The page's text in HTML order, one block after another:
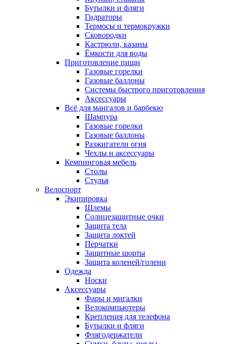
Бутылки и фляги
Гидраторы
Термосы и термокружки
Сковородки
Кастрюли, казаны
Ёмкости для воды
Приготовление пищи
Газовые горелки
Газовые баллоны
Системы быстрого приготовления
Аксессуары
Всё для мангалов и барбекю
Шампура
Газовые горелки
Газовые баллоны
Разжигатели огня
Чехлы и аксессуары
Кемпинговая мебель
Столы
Стулья
Велоспорт
Экипировка
Шлемы
Солнцезащитные очки
Защита тела
Защита локтей
Перчатки
Защитные шорты
Защита коленей/голени
Одежда
Носки
Аксессуары
Фары и мигалки
Велокомпьютеры
Крепления для телефона
Бутылки и фляги
Флягодержатели